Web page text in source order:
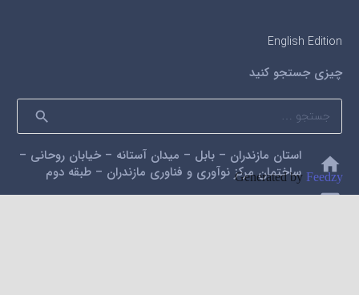
English Edition
چیزی جستجو کنید
جستجو
برای:
home
استان مازندران – بابل – میدان آستانه – خیابان روحانی –
ساختمان مرکز نوآوری و فناوری مازندران – طبقه دوم
mail
alidarzi59@gmail.com
Generated by Feedzy